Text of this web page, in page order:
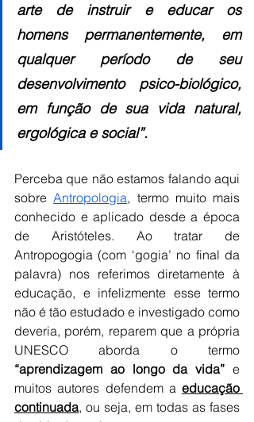
arte de instruir e educar os
homens permanentemente, em
qualquer período de seu
desenvolvimento psico-biológico,
em função de sua vida natural,
ergológica e social”.
Perceba que não estamos falando aqui
sobre Antropologia, termo muito mais
conhecido e aplicado desde a época
de Aristóteles. Ao tratar de
Antropogogia (com ‘gogia’ no final da
palavra) nos referimos diretamente à
educação, e infelizmente esse termo
não é tão estudado e investigado como
deveria, porém, reparem que a própria
“aprendizagem ao longo da vida” e
muitos autores defendem a educação
continuada, ou seja, em todas as fases